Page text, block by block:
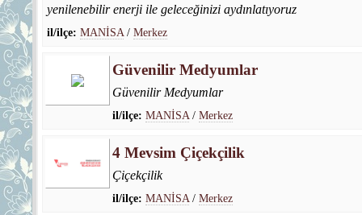
yenilenebilir enerji ile geleceğinizi aydınlatıyoruz
il/ilçe: MANİSA / Merkez
Güvenilir Medyumlar
Güvenilir Medyumlar
il/ilçe: MANİSA / Merkez
4 Mevsim Çiçekçilik
Çiçekçilik
il/ilçe: MANİSA / Merkez